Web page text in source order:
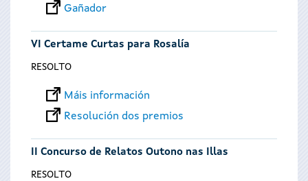
Gañador
VI Certame Curtas para Rosalía
RESOLTO
Máis información
Resolución dos premios
II Concurso de Relatos Outono nas Illas
RESOLTO